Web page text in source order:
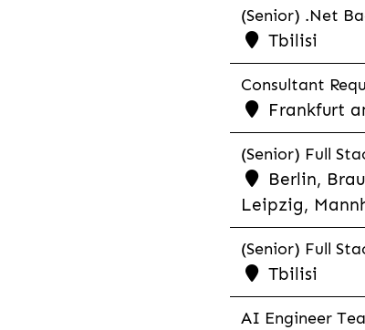
(Senior) .Net
Tbilisi
Consultant
Frankfurt
(Senior) Full
Berlin,
Leipzig,
(Senior) Full
Tbilisi
AI Engineer